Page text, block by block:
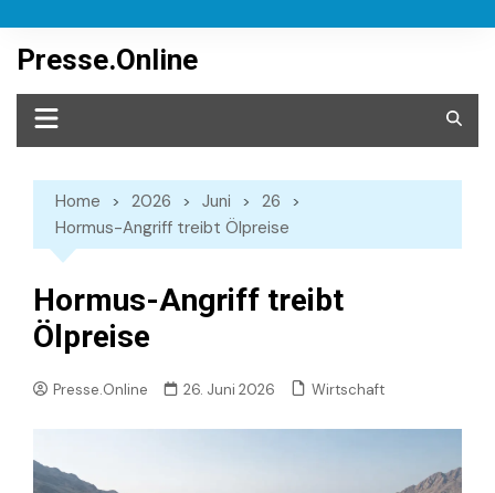
content
Presse.Online
Home 2026 Juni
26
Hormus-Angriff treibt Ölpreise
Hormus-Angriff treibt
Ölpreise
Presse.Online 26. Juni 2026 Wirtschaft